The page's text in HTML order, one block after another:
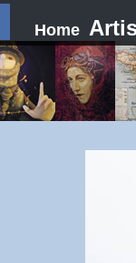
Home